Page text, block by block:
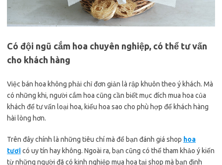
Có đội ngũ cắm hoa chuyên nghiệp, có thể tư vấn
cho khách hàng
Việc bán hoa không phải chỉ đơn giản là rập khuôn theo ý khách. Mà
có những khi, người cắm hoa cũng cần biết mục đích mua hoa của
khách để tư vấn loại hoa, kiểu hoa sao cho phù hợp để khách hàng
hài lòng hơn.
Trên đây chính là những tiêu chí mà để bạn đánh giá shop hoa
tươicó uy tín hay không. Ngoài ra, bạn cũng có thể tham khảo ý kiến
từ những người đã có kinh nghiệp mua hoa tại shop mà bạn định